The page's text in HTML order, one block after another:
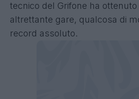
tecnico del Grifone ha
altrettante gare, qualcosa di
record assoluto.